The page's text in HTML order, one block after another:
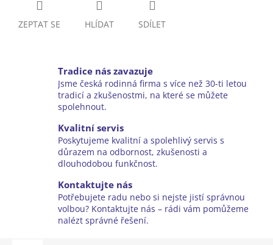
ZEPTAT SE HLÍDAT SDÍLET
Tradice nás zavazuje
Jsme česká rodinná firma s více než 30-ti letou
tradicí a zkušenostmi, na které se můžete
spolehnout.
Kvalitní servis
Poskytujeme kvalitní a spolehlivý servis s
důrazem na odbornost, zkušenosti a
dlouhodobou funkčnost.
Kontaktujte nás
Potřebujete radu nebo si nejste jistí správnou
volbou? Kontaktujte nás – rádi vám pomůžeme
nalézt správné řešení.